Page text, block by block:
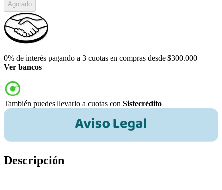
Agotado
0% de interés pagando a 3 cuotas en compras desde $300.000
Ver bancos
También puedes llevarlo a cuotas con Sistecrédito
Descripción